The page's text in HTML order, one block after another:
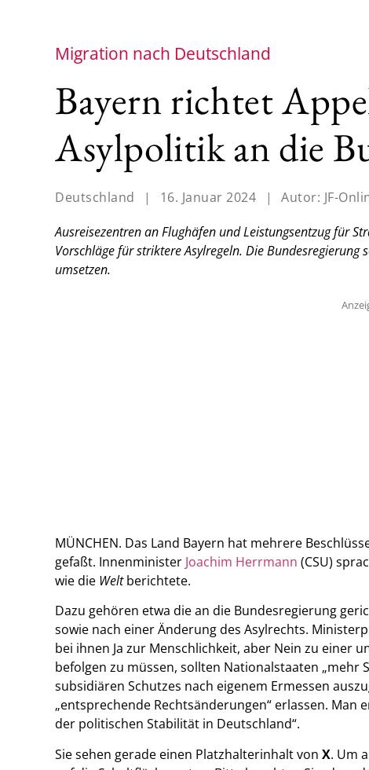
Migration nach Deutschland
Bayern richtet
Asylpolitik an die
Deutschland | 16. Januar 2024 | Autor: JF-
Ausreisezentren an Flughäfen und Leistungsentzug für
Vorschläge für striktere Asylregeln. Die
umsetzen.
MÜNCHEN. Das Land Bayern hat mehrere
gefaßt. Innenminister Joachim Herrmann (CSU)
wie die Weltberichtete.
Dazu gehören etwa die an die Bundesregierung
sowie nach einer Änderung des Asylrechts.
bei ihnen Ja zur Menschlichkeit, aber Nein zu einer
befolgen zu müssen, sollten Nationalstaaten „mehr
subsidiären Schutzes nach eigenem Ermessen
„entsprechende Rechtsänderungen“ erlassen. Man
der politischen Stabilität in Deutschland“.
Sie sehen gerade einen Platzhalterinhalt von X. Um